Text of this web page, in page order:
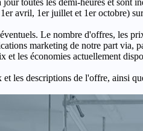
avril, 1er juillet et 1er octobre)
Le nombre d'offres, les
marketing de notre part via,
et les économies actuellement
les descriptions de l'offre, ainsi